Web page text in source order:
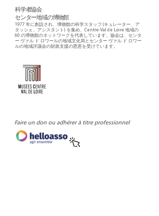
科学者協会
センター地域の博物館
1977 年に創設され、博物館の科学スタッフ (キュレーター、ア
タッシェ、アシスタント) を集め、Centre-Val de Loire 地域の
60 の博物館のネットワークを代表しています。協会は、センタ
ー ヴァル ド ロワールの地域文化局とセンター ヴァル ド ロワー
ルの地域評議会の財政支援の恩恵を受けています。
Faire un don ou adhérer à titre professionnel